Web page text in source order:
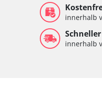
innerhalb
innerhalb